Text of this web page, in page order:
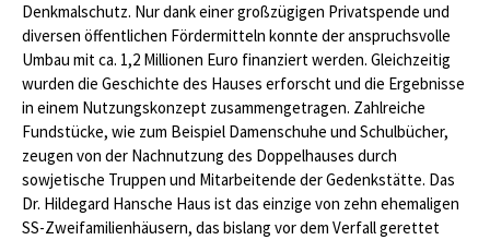
Denkmalschutz. Nur dank einer großzügigen Privatspende und
diversen öffentlichen Fördermitteln konnte der anspruchsvolle
Umbau mit ca. 1,2 Millionen Euro finanziert werden. Gleichzeitig
wurden die Geschichte des Hauses erforscht und die Ergebnisse
in einem Nutzungskonzept zusammengetragen. Zahlreiche
Fundstücke, wie zum Beispiel Damenschuhe und Schulbücher,
zeugen von der Nachnutzung des Doppelhauses durch
sowjetische Truppen und Mitarbeitende der Gedenkstätte. Das
Dr. Hildegard Hansche Haus ist das einzige von zehn ehemaligen
SS-Zweifamilienhäusern, das bislang vor dem Verfall gerettet